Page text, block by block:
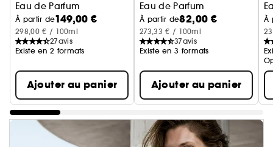
Eau de Parfum
À partir de149,00 €
298,00 € / 100ml
27avis
Existe en 2 formats
Ajouter au panier
Eau de Parfum
À partir de82,00 €
273,33 € / 100ml
37avis
Existe en 3 formats
Ajouter au panier
À